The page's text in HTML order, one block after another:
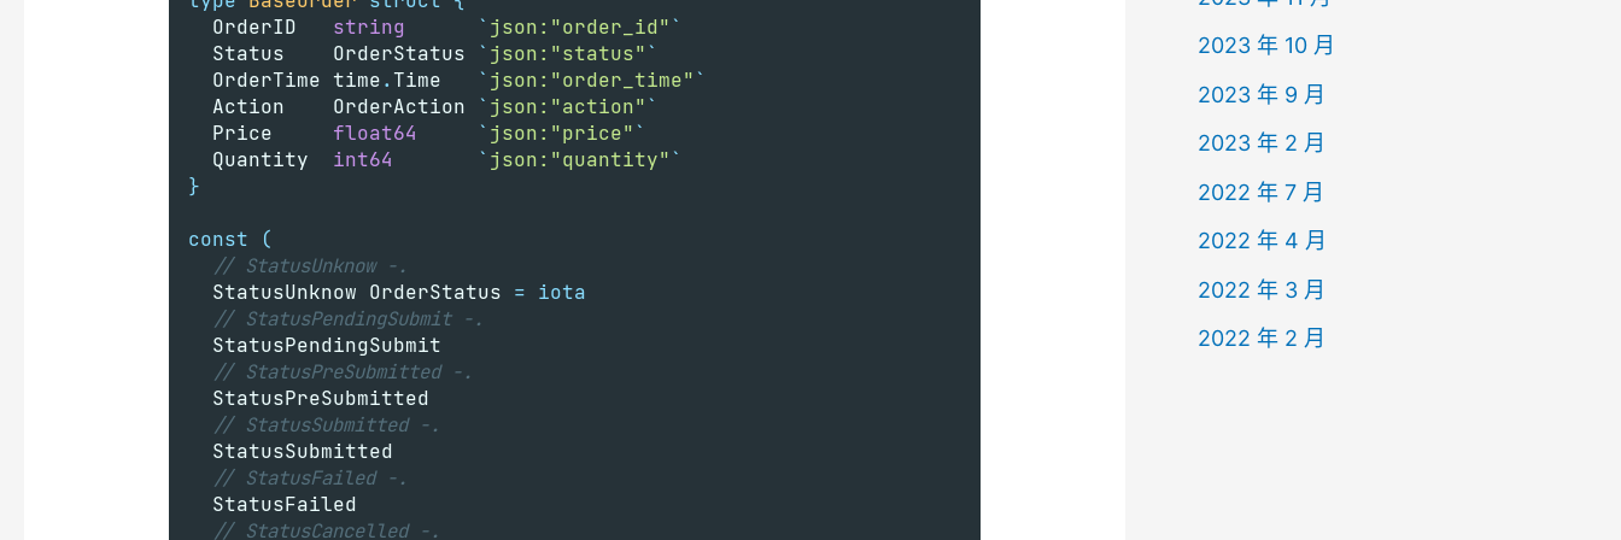
	OrderID
string ` json:"order_id" `
	Status    OrderStatus
` json:"status" `
	OrderTime time
.Time ` json:"order_time" `
	Action    OrderAction
` json:"action" `
	Price
float64 ` json:"price" `
	Quantity
int64 ` json:"quantity" `
}
const
(
// StatusUnknow -.
	StatusUnknow OrderStatus
= iota
// StatusPendingSubmit -.
	StatusPendingSubmit
// StatusPreSubmitted -.
	StatusPreSubmitted
// StatusSubmitted -.
	StatusSubmitted
// StatusFailed -.
	StatusFailed
// StatusCancelled -.
2023 年 10 月
2023 年 9 月
2023 年 2 月
2022 年 7 月
2022 年 4 月
2022 年 3 月
2022 年 2 月